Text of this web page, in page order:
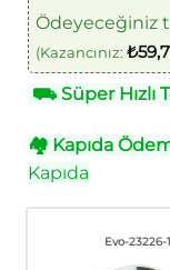
Ödeyeceğiniz
(Kazancınız: ₺
⛟Süper Hızlı
🏘 Kapıda
Kapıda
Evo-23226-1